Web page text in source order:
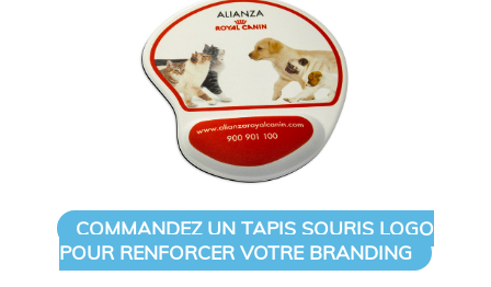
COMMANDEZ UN TAPIS SOURIS LOGO
POUR RENFORCER VOTRE BRANDING